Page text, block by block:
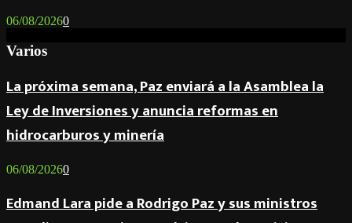
06/08/20260
Varios
La próxima semana, Paz enviará a la Asamblea la
Ley de Inversiones y anuncia reformas en
hidrocarburos y minería
06/08/20260
Edmand Lara pide a Rodrigo Paz y sus ministros